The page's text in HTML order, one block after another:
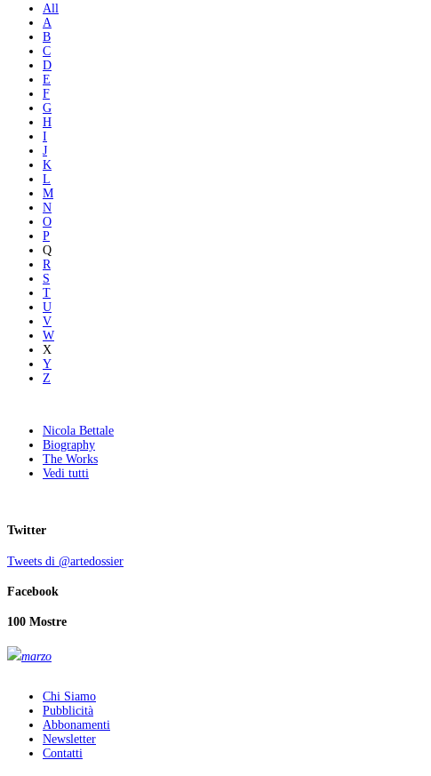
All
A
B
C
D
E
F
G
H
I
J
K
L
M
N
O
P
Q
R
S
T
U
V
W
X
Y
Z
Nicola Bettale
Biography
The Works
Vedi tutti
Twitter
Tweets di @artedossier
Facebook
100 Mostre
marzo
Chi Siamo
Pubblicità
Abbonamenti
Newsletter
Contatti